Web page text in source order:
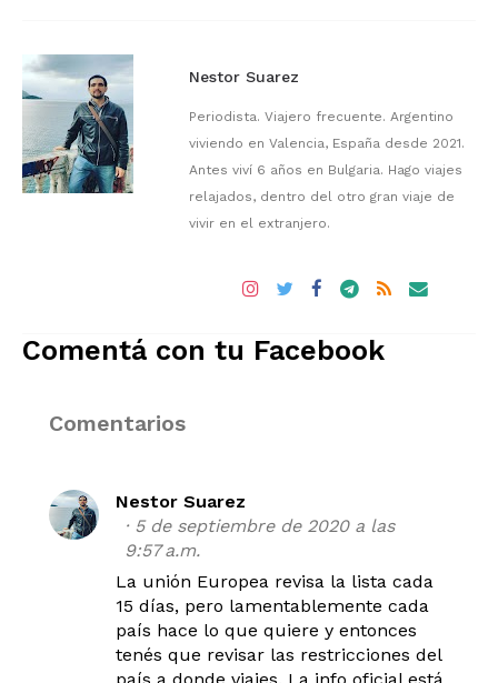
Nestor Suarez
Periodista. Viajero frecuente. Argentino
viviendo en Valencia, España desde 2021.
Antes viví 6 años en Bulgaria. Hago viajes
relajados, dentro del otro gran viaje de
vivir en el extranjero.
Comentá con tu Facebook
Comentarios
Nestor Suarez
5 de septiembre de 2020 a las
9:57 a.m.
La unión Europea revisa la lista cada
15 días, pero lamentablemente cada
país hace lo que quiere y entonces
tenés que revisar las restricciones del